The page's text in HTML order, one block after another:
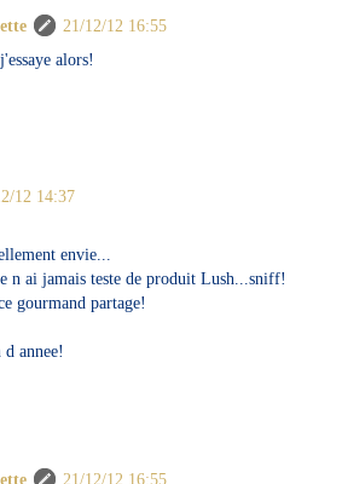
21/12/12 16:55
alors!
12 14:37
envie...
n ai jamais teste de produit Lush...sniff!
gourmand partage!
annee!
21/12/12 16:55